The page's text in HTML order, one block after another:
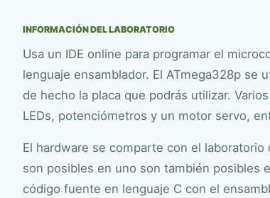
INFORMACIÓN DEL LABORATORIO
Usa un IDE online para programar el
lenguaje ensamblador. El ATmega328p se
de hecho la placa que podrás utilizar.
LEDs, potenciómetros y un motor servo,
El hardware se comparte con el
son posibles en uno son también posibles
código fuente en lenguaje C con el